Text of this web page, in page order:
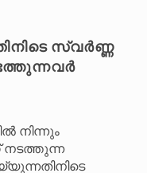
സ്വർണ്ണ
നിന്നും
നടത്തുന്ന